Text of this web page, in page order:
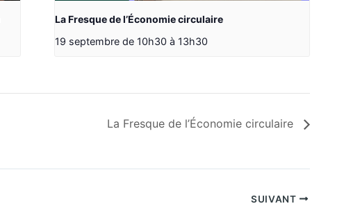
La Fresque de l’Économie circulaire
19 septembre de 10h30 à 13h30
La Fresque de l’Économie circulaire
SUIVANT